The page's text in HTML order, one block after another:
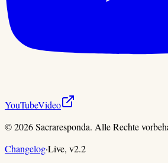
YouTubeVideo
©2026Sacraresponda. Alle Rechte
Changelog·Live, v2.2